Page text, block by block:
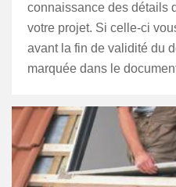
connaissance des détails
votre projet. Si celle-ci
avant la fin de validité du
marquée dans le